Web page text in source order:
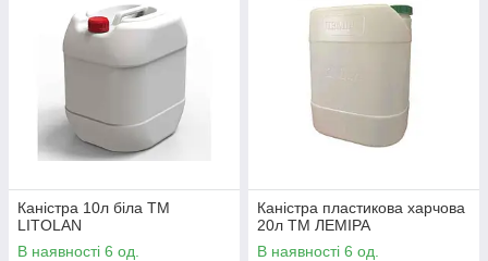
Каністра 10л біла ТМ
LITOLAN
В наявності 6 од.
Каністра пластикова харчова
20л ТМ ЛЕМІРА
В наявності 6 од.